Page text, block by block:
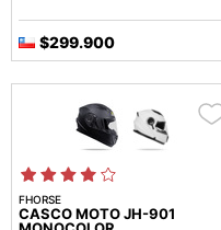
$299.900
FHORSE
CASCO MOTO JH-901